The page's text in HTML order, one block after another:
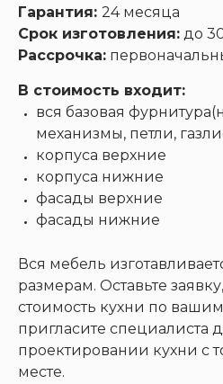
Гарантия: 24 месяца
Срок изготовления: до
Рассрочка:
В стоимость входит:
вся базовая
механизмы, петли,
корпуса верхние
корпуса нижние
фасады верхние
фасады нижние
Вся мебель
размерам. Оставьте
стоимость кухни по
пригласите специалиста
проектировании кухни с
месте.